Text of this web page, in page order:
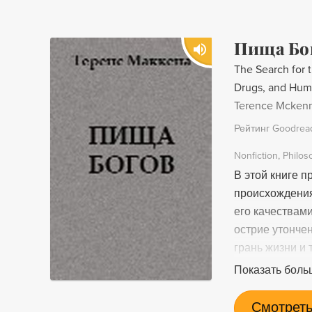
Пища
The Search for
Drugs, and
Terence
Рейтинг
Nonfiction
В этой книге
его
острие
грань жизни и
отмеченный
дар
Показать